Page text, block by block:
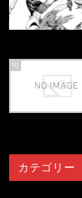
10
カテゴリー